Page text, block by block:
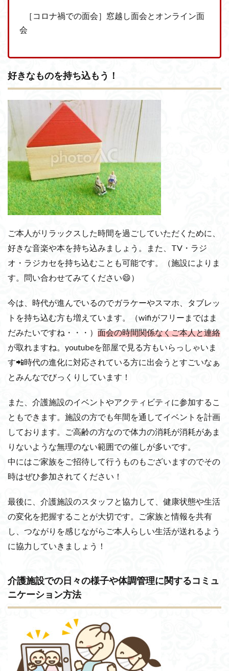
［コロナ禍での面会］窓越し面会とオンライン面
会
好きなものを持ち込もう！
ご本人がリラックスした時間を過ごしていただくために、
好きな音楽や本を持ち込みましょう。また、TV・ラジ
オ・ラジカセを持ち込むことも可能です。（施設によりま
す。問い合わせてみてください😄）
今は、時代が進んでいるのでガラケーやスマホ、タブレッ
トを持ち込む方も増えています。（wifiがフリーまではま
だみたいですね・・・） 面会の時間関係なくご本人と連絡
が取れますね。youtubeを部屋で見る方もいらっしゃいま
す📲時代の進化に対応されている方に出会うとすごいなぁ
とみんなでびっくりしています！
また、介護施設のイベントやアクティビティに参加するこ
ともできます。施設の方でも年間を通してイベントを計画
しております。ご高齢の方なので体力の消耗が消耗があま
りないような無理のない範囲での催しが多いです。
中にはご家族をご招待して行うものもございますのでその
時はぜひ参加されてください！
最後に、介護施設のスタッフと協力して、健康状態や生活
の変化を把握することが大切です。ご家族と情報を共有
し、つながりを感じながらご本人らしい生活が送れるよう
に協力していきましょう！
介護施設での日々の様子や体調管理に関するコミュ
ニケーション方法